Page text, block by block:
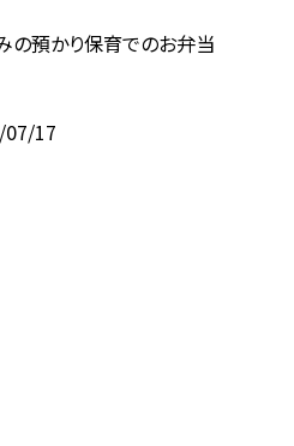
の預かり保育でのお弁当
07/17